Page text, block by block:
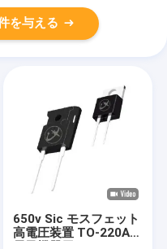
を与える
650v Sic モスフェット
高電圧装置 TO-220AC